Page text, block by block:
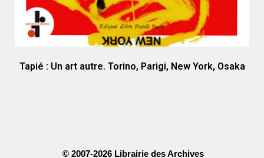
Tapié : Un art autre. Torino, Parigi, New York, Osaka
© 2007-2026 Librairie des Archives